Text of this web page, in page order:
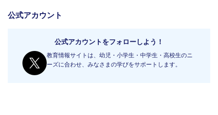
公式アカウント
公式アカウントをフォローしよう！
教育情報サイトは、幼児・小学生・中学生・高校生のニ
ーズに合わせ、みなさまの学びをサポートします。